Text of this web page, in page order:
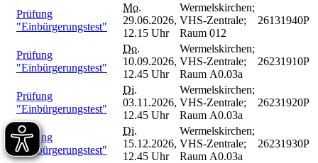
Prüfung
"Einbürgerungstest"
Mo.
29.06.2026,
12.15 Uhr
Wermelskirchen;
VHS-Zentrale;
Raum 012
26131940P
Prüfung
"Einbürgerungstest"
Do.
10.09.2026,
12.45 Uhr
Wermelskirchen;
VHS-Zentrale;
Raum A0.03a
26231910P
Prüfung
"Einbürgerungstest"
Di.
03.11.2026,
12.45 Uhr
Wermelskirchen;
VHS-Zentrale;
Raum A0.03a
26231920P
Prüfung
"Einbürgerungstest"
Di.
15.12.2026,
12.45 Uhr
Wermelskirchen;
VHS-Zentrale;
Raum A0.03a
26231930P